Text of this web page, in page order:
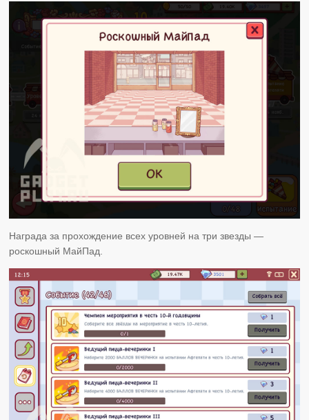
Награда за прохождение всех уровней на три звезды —
роскошный МайПад.